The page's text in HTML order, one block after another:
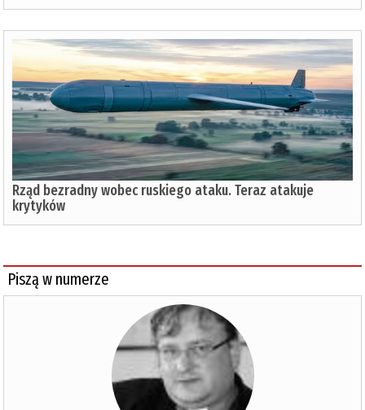
Rząd bezradny wobec ruskiego ataku. Teraz atakuje
krytyków
Piszą w numerze